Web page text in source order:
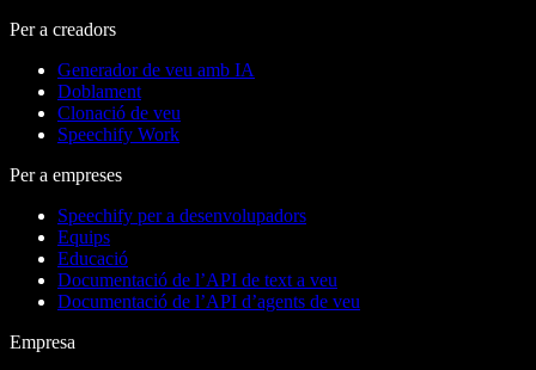
Per a creadors
Generador de veu amb IA
Doblament
Clonació de veu
Speechify Work
Per a empreses
Speechify per a desenvolupadors
Equips
Educació
Documentació de l’API de text a veu
Documentació de l’API d’agents de veu
Empresa